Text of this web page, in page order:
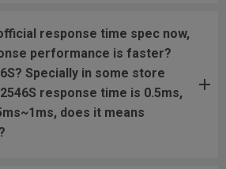
response time spec now,
performance is faster?
Specially in some store
response time is 0.5ms,
does it means